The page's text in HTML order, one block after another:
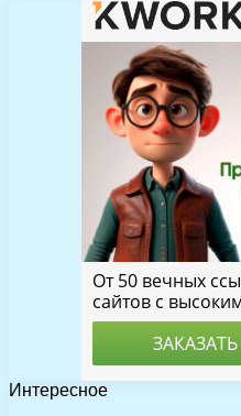
Интересное